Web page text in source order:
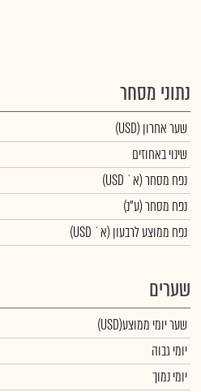
נתוני מסחר
שער אחרון (USD)
שינוי באחוזים
נפח מסחר(א` USD)
נפח מסחר(ע"נ)
נפח ממוצע לרבעון (א` USD)
שערים
שער יומי ממוצע(USD)
יומי גבוה
יומי נמוך